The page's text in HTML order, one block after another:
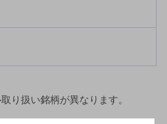
り扱い銘柄が異なります。